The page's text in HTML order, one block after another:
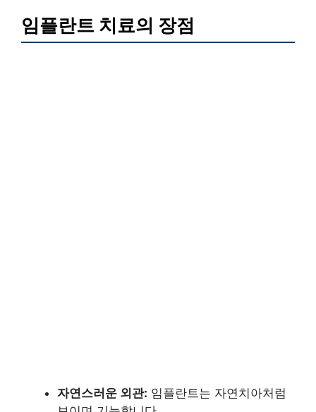
임플란트 치료의 장점
자연스러운 외관: 임플란트는 자연치아처럼